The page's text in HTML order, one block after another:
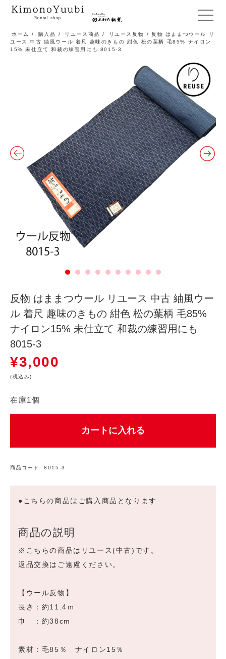
メ
ニ
ュ
開
閉
ホーム / 購入品 / リユース商品 / リユース反物
/ 反物 はままつウール リ
ユース 中古 紬風ウール 着尺 趣味のきもの 紺色 松の葉柄 毛85% ナイロン
15% 未仕立て 和裁の練習用にも 8015-3
反物 はままつウール リユース 中古 紬風ウー
ル 着尺 趣味のきもの 紺色 松の葉柄 毛85%
ナイロン15% 未仕立て 和裁の練習用にも
8015-3
¥3,000
(税込み)
在庫1個
カートに入れる
商品コード:8015-3
●こちらの商品はご購入商品となります
商品の説明
※こちらの商品はリユース(中古)です。
返品交換はご遠慮ください。
【ウール反物】
長さ：約11.4ｍ
巾 ：約38cm
素材：毛85％ ナイロン15％